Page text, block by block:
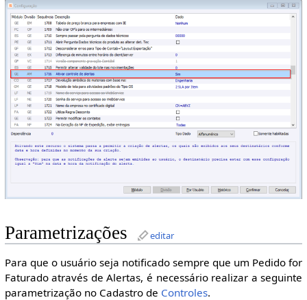
Parametrizações editar
Para que o usuário seja notificado sempre que um Pedido for
Faturado através de Alertas, é necessário realizar a seguinte
parametrização no Cadastro de Controles.